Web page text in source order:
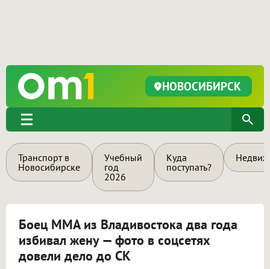
НОВОСИБИРСК
Транспорт в
Новосибирске
Учебный
год
2026
Куда
поступать?
Боец ММА из Владивостока два года
избивал жену — фото в соцсетях
довели дело до СК